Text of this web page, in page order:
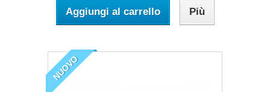
Aggiungi al carrello Più
NUOVO